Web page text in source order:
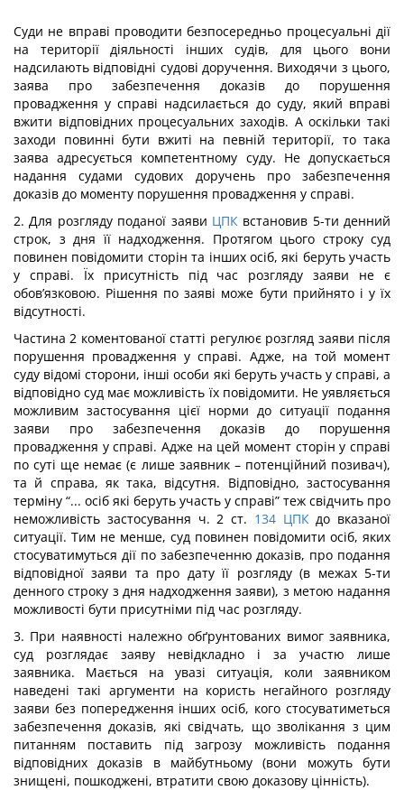
Суди не вправі проводити безпосередньо процесуальні дії
на території діяльності інших судів, для цього вони
надсилають відповідні судові доручення. Виходячи з цього,
заява про забезпечення доказів до порушення
провадження у справі надсилається до суду, який вправі
вжити відповідних процесуальних заходів. А оскільки такі
заходи повинні бути вжиті на певній території, то така
заява адресується компетентному суду. Не допускається
надання судами судових доручень про забезпечення
доказів до моменту порушення провадження у справі.
2. Для розгляду поданої заяви ЦПКвстановив 5-ти денний
строк, з дня її надходження. Протягом цього строку суд
повинен повідомити сторін та інших осіб, які беруть участь
у справі. Їх присутність під час розгляду заяви не є
обов’язковою. Рішення по заяві може бути прийнято і у їх
відсутності.
Частина 2 коментованої статті регулює розгляд заяви після
порушення провадження у справі. Адже, на той момент
суду відомі сторони, інші особи які беруть участь у справі, а
відповідно суд має можливість їх повідомити. Не уявляється
можливим застосування цієї норми до ситуації подання
заяви про забезпечення доказів до порушення
провадження у справі. Адже на цей момент сторін у справі
по суті ще немає (є лише заявник – потенційний позивач),
та й справа, як така, відсутня. Відповідно, застосування
терміну “... осіб які беруть участь у справі” теж свідчить про
неможливість застосування ч. 2 ст. 134 ЦПКдо вказаної
ситуації. Тим не менше, суд повинен повідомити осіб, яких
стосуватимуться дії по забезпеченню доказів, про подання
відповідної заяви та про дату її розгляду (в межах 5-ти
денного строку з дня надходження заяви), з метою надання
можливості бути присутніми під час розгляду.
3. При наявності належно обґрунтованих вимог заявника,
суд розглядає заяву невідкладно і за участю лише
заявника. Мається на увазі ситуація, коли заявником
наведені такі аргументи на користь негайного розгляду
заяви без попередження інших осіб, кого стосуватиметься
забезпечення доказів, які свідчать, що зволікання з цим
питанням поставить під загрозу можливість подання
відповідних доказів в майбутньому (вони можуть бути
знищені, пошкоджені, втратити свою доказову цінність).